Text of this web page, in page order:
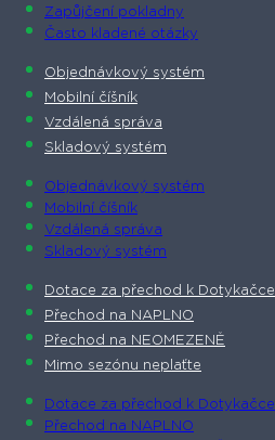
Zapůjčení pokladny
Často kladené otázky
Objednávkový systém
Mobilní číšník
Vzdálená správa
Skladový systém
Objednávkový systém
Mobilní číšník
Vzdálená správa
Skladový systém
Dotace za přechod k Dotykačce
Přechod na NAPLNO
Přechod na NEOMEZENĚ
Mimo sezónu neplaťte
Dotace za přechod k Dotykačce
Přechod na NAPLNO